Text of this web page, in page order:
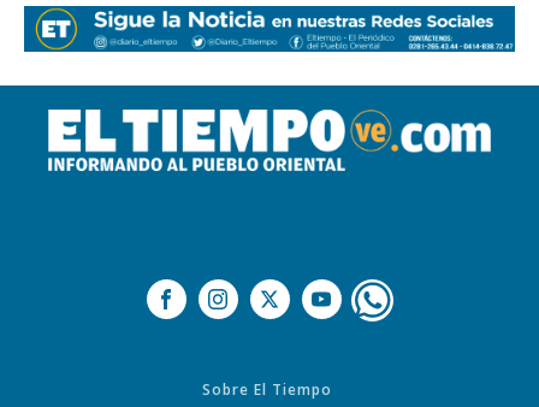
Sobre El Tiempo